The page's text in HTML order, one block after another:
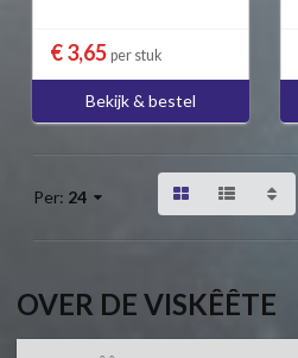
€ 3,65 per stuk
Bekijk & bestel
Per: 24
OVER DE VISKÊÊTE